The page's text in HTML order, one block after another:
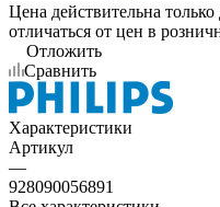
Цена действительна
отличаться от цен в
Отложить
Сравнить
Характеристики
Артикул
—
928090056891